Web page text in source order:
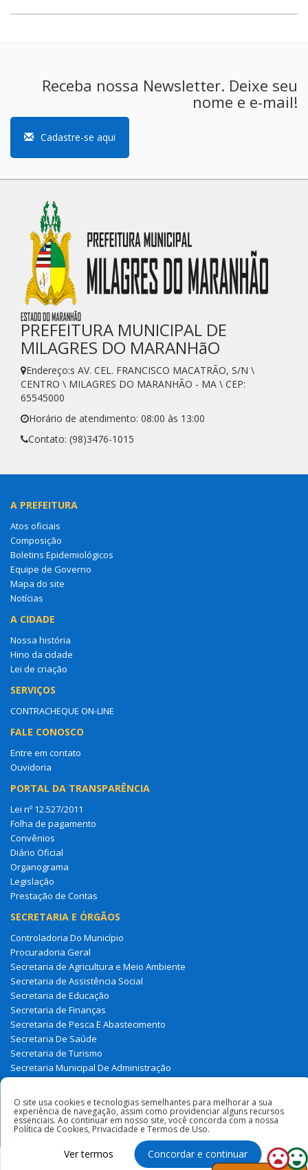
Receba nossa Newsletter. Deixe seu
nome e e-mail!
Cadastre-se aqui
PREFEITURA MUNICIPAL DE
MILAGRES DO MARANHãO
Endereço:s AV. CEL. FRANCISCO MACATRÃO, S/N \
CENTRO \ MILAGRES DO MARANHÃO - MA \ CEP:
65545000
Horário de atendimento: 08:00 às 13:00
Contato: (98)3476-1015
A PREFEITURA
Atos oficiais
Composição
Boletins Epidemiológicos
Equipe de Governo
Mapa do site
Notícias
A CIDADE
Nossa história
Hino da cidade
Lei de criação
SERVIÇOS
CONTRACHEQUE ON-LINE
FALE CONOSCO
Entre em contato
Ouvidoria
PORTAL DA TRANSPARÊNCIA
Lei nº 12.527/2011
Folha de pagamento
Convênios
Diário Oficial
Organograma
Legislação
Prestação de Contas
SECRETARIA E ÓRGÃOS
Controladoria Do Município
Procuradoria Geral
Secretaria de Agricultura e Meio Ambiente
Secretaria de Assistência Social
Secretaria de Educação
Secretaria de Finanças
Secretaria de Pesca E Abastecimento
Secretaria De Saúde
Secretaria de Turismo
Secretaria Municipal De Administração
Todos os direitos reservados à Prefeitura Municipal de Milagres
Do Maranhão
O site usa cookies e tecnologias semelhantes para melhorar a sua
experiência de navegação, assim como providenciar alguns recursos
essenciais. Ao continuar em nosso site, você concorda com a nossa
Política de Cookies, Privacidade e Termos de Uso.
Ver termos Concordar e continuar